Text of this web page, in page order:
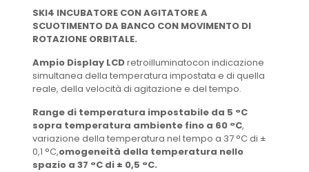
SKI4 INCUBATORE CON AGITATORE A
SCUOTIMENTO DA BANCO CON MOVIMENTO DI
ROTAZIONE ORBITALE.
Ampio Display LCDretroilluminatocon indicazione
simultanea della temperatura impostata e di quella
reale, della velocità di agitazione e del tempo.
Range di temperatura impostabile da 5 °C
sopra temperatura ambiente fino a 60 °C,
variazione della temperatura nel tempo a 37 °C di ±
0,1 °C,omogeneità della temperatura nello
spazio a 37 °C di ± 0,5 °C.